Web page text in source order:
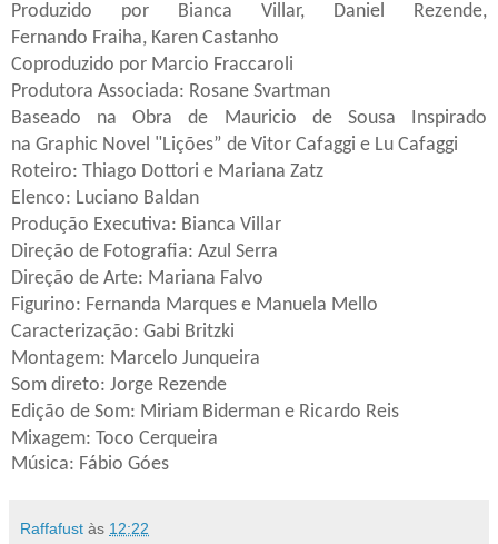
Produzido por Bianca Villar, Daniel Rezende,
Fernando Fraiha, Karen Castanho
Coproduzido por Marcio Fraccaroli
Produtora Associada: Rosane Svartman
Baseado na Obra de Mauricio de Sousa Inspirado
na Graphic Novel "Lições” de Vitor Cafaggi e Lu Cafaggi
Roteiro: Thiago Dottori e Mariana Zatz
Elenco: Luciano Baldan
Produção Executiva: Bianca Villar
Direção de Fotografia: Azul Serra
Direção de Arte: Mariana Falvo
Figurino: Fernanda Marques e Manuela Mello
Caracterização: Gabi Britzki
Montagem: Marcelo Junqueira
Som direto: Jorge Rezende
Edição de Som: Miriam Biderman e Ricardo Reis
Mixagem: Toco Cerqueira
Música: Fábio Góes
Raffafust às 12:22